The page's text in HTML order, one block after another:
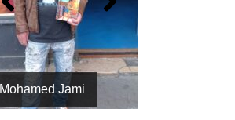
Mohamed Jami
Omar Benamar